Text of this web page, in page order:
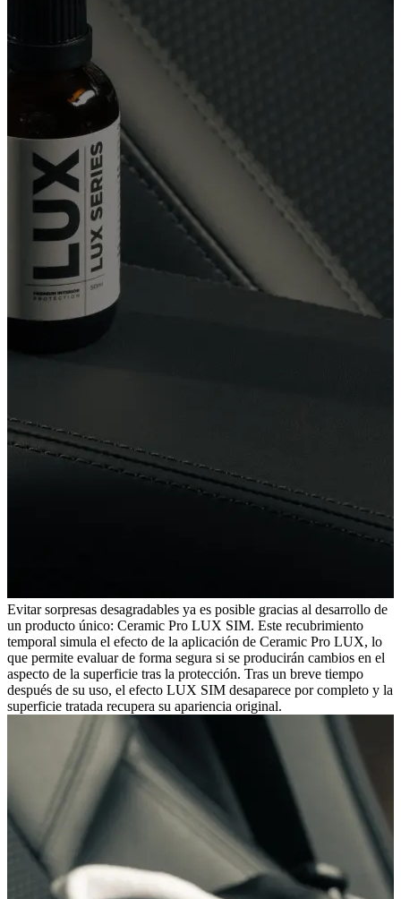
Evitar sorpresas desagradables ya es posible gracias al desarrollo de
un producto único: Ceramic Pro LUX SIM. Este recubrimiento
temporal simula el efecto de la aplicación de Ceramic Pro LUX, lo
que permite evaluar de forma segura si se producirán cambios en el
aspecto de la superficie tras la protección. Tras un breve tiempo
después de su uso, el efecto LUX SIM desaparece por completo y la
superficie tratada recupera su apariencia original.